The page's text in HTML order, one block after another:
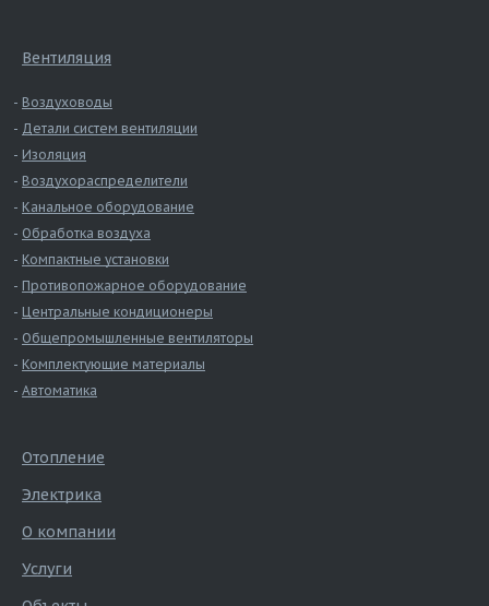
Вентиляция
Воздуховоды
Детали систем вентиляции
Изоляция
Воздухораспределители
Канальное оборудование
Обработка воздуха
Компактные установки
Противопожарное оборудование
Центральные кондиционеры
Общепромышленные вентиляторы
Комплектующие материалы
Автоматика
Отопление
Электрика
О компании
Услуги